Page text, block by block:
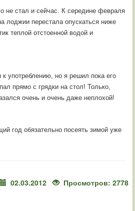
не стал и сейчас. К середине февраля
лоджии перестала опускаться ниже
теплой отстоенной водой и
к употреблению, но я решил пока его
прямо с грядки на стол! Только,
очень и очень даже неплохой!
год обязательно посеять зимой уже
02.03.2012 Просмотров: 2778